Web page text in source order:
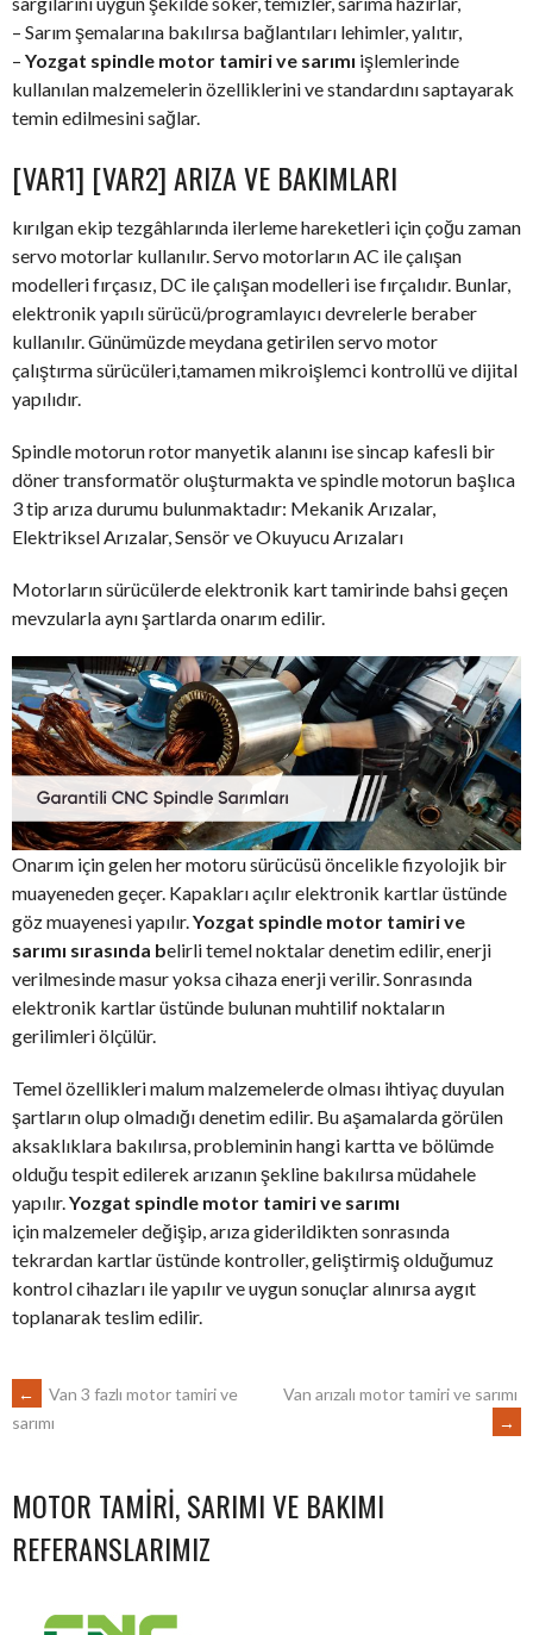
– Sarım şemalarına bakılırsa bağlantıları lehimler, yalıtır,
– Yozgat spindle motor tamiri ve sarımı işlemlerinde
kullanılan malzemelerin özelliklerini ve standardını saptayarak
temin edilmesini sağlar.
[VAR1] [VAR2] ARIZA VE BAKIMLARI
kırılgan ekip tezgâhlarında ilerleme hareketleri için çoğu zaman
servo motorlar kullanılır. Servo motorların AC ile çalışan
modelleri fırçasız, DC ile çalışan modelleri ise fırçalıdır. Bunlar,
elektronik yapılı sürücü/programlayıcı devrelerle beraber
kullanılır. Günümüzde meydana getirilen servo motor
çalıştırma sürücüleri,tamamen mikroişlemci kontrollü ve dijital
yapılıdır.
Spindle motorun rotor manyetik alanını ise sincap kafesli bir
döner transformatör oluşturmakta ve spindle motorun başlıca
3 tip arıza durumu bulunmaktadır: Mekanik Arızalar,
Elektriksel Arızalar, Sensör ve Okuyucu Arızaları
Motorların sürücülerde elektronik kart tamirinde bahsi geçen
mevzularla aynı şartlarda onarım edilir.
Onarım için gelen her motoru sürücüsü öncelikle fizyolojik bir
muayeneden geçer. Kapakları açılır elektronik kartlar üstünde
göz muayenesi yapılır. Yozgat spindle motor tamiri ve
sarımı sırasında belirli temel noktalar denetim edilir, enerji
verilmesinde masur yoksa cihaza enerji verilir. Sonrasında
elektronik kartlar üstünde bulunan muhtilif noktaların
gerilimleri ölçülür.
Temel özellikleri malum malzemelerde olması ihtiyaç duyulan
şartların olup olmadığı denetim edilir. Bu aşamalarda görülen
aksaklıklara bakılırsa, probleminin hangi kartta ve bölümde
olduğu tespit edilerek arızanın şekline bakılırsa müdahele
yapılır. Yozgat spindle motor tamiri ve sarımı
için malzemeler değişip, arıza giderildikten sonrasında
tekrardan kartlar üstünde kontroller, geliştirmiş olduğumuz
kontrol cihazları ile yapılır ve uygun sonuçlar alınırsa aygıt
toplanarak teslim edilir.
POST
NAVIGATION
←
Van 3 fazlı motor tamiri ve
sarımı
Van arızalı motor tamiri ve sarımı
→
MOTOR TAMIRI, SARIMI VE BAKIMI
REFERANSLARIMIZ